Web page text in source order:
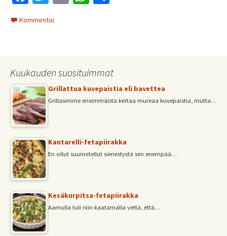
b
k
wi
tt
p
Kommentoi
Kuukauden suosituimmat
Grillattua kuvepaistia eli bavettea
Grillasimme ensimmäistä kertaa mureaa kuvepaistia, mutta…
Kantarelli-fetapiirakka
En ollut suunnitellut sienestystä sen enempää…
Kesäkurpitsa-fetapiirakka
Aamulla tuli niin kaatamalla vettä, että…